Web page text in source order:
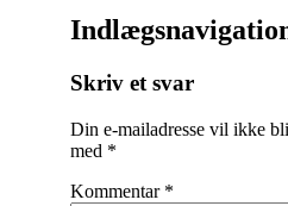
Skriv et svar
Din e-mailadresse vil ikke
med *
Kommentar *